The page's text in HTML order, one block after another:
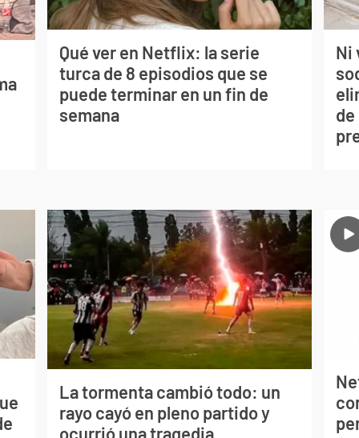
Qué ver en Netflix: la serie
turca de 8 episodios que se
puede terminar en un fin de
semana
Ni
de
La tormenta cambió todo: un
rayo cayó en pleno partido y
ocurrió una tragedia